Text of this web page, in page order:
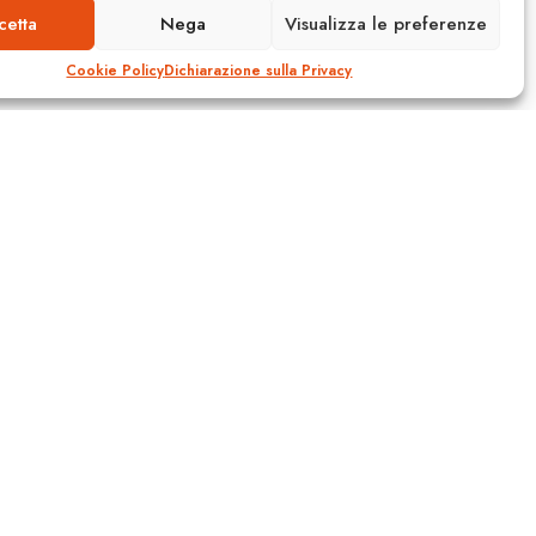
Nega Visualizza le preferenze
Cookie PolicyDichiarazione sulla Privacy